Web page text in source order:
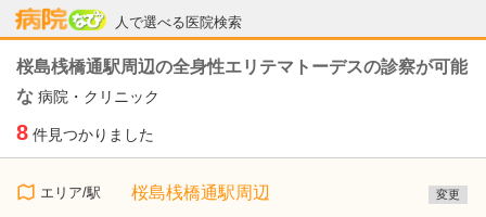
人で選べる医院検索
病院なび
桜島桟橋通駅周辺の全身性エリテマトーデスの診察が可能
な 病院・クリニック
8 件見つかりました
エリア/駅 桜島桟橋通駅周辺 変更